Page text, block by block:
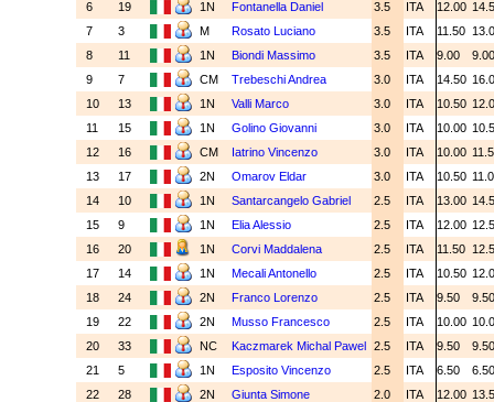
6
19 1N Fontanella Daniel 3.5 ITA 12.00
7
3 M Rosato Luciano 3.5 ITA 11.50
8
11 1N Biondi Massimo 3.5 ITA 9.00
9
7 CM Trebeschi Andrea 3.0 ITA 14.50
10
13 1N Valli Marco 3.0 ITA 10.50
11
15 1N Golino Giovanni 3.0 ITA 10.00
12
16 CM Iatrino Vincenzo 3.0 ITA 10.00
13
17 2N Omarov Eldar 3.0 ITA 10.50
14
10 1N Santarcangelo Gabriel 2.5 ITA 13.00
15
9 1N Elia Alessio 2.5 ITA 12.00
16
20 1N Corvi Maddalena 2.5 ITA 11.50
17
14 1N Mecali Antonello 2.5 ITA 10.50
18
24 2N Franco Lorenzo 2.5 ITA 9.50
19
22 2N Musso Francesco 2.5 ITA 10.00
20
33 NC Kaczmarek Michal Pawel 2.5 ITA 9.50
21
5 1N Esposito Vincenzo 2.5 ITA 6.50
22
28 2N Giunta Simone 2.0 ITA 12.00